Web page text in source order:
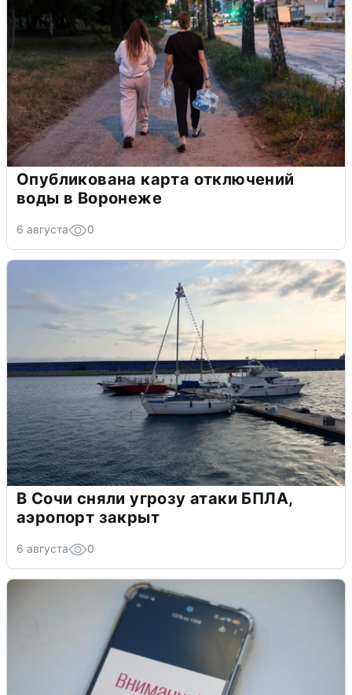
Опубликована карта отключений
воды в Воронеже
6 августа 0
В Сочи сняли угрозу атаки БПЛА,
аэропорт закрыт
6 августа 0